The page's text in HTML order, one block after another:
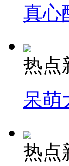
真心
热点
呆萌
热点